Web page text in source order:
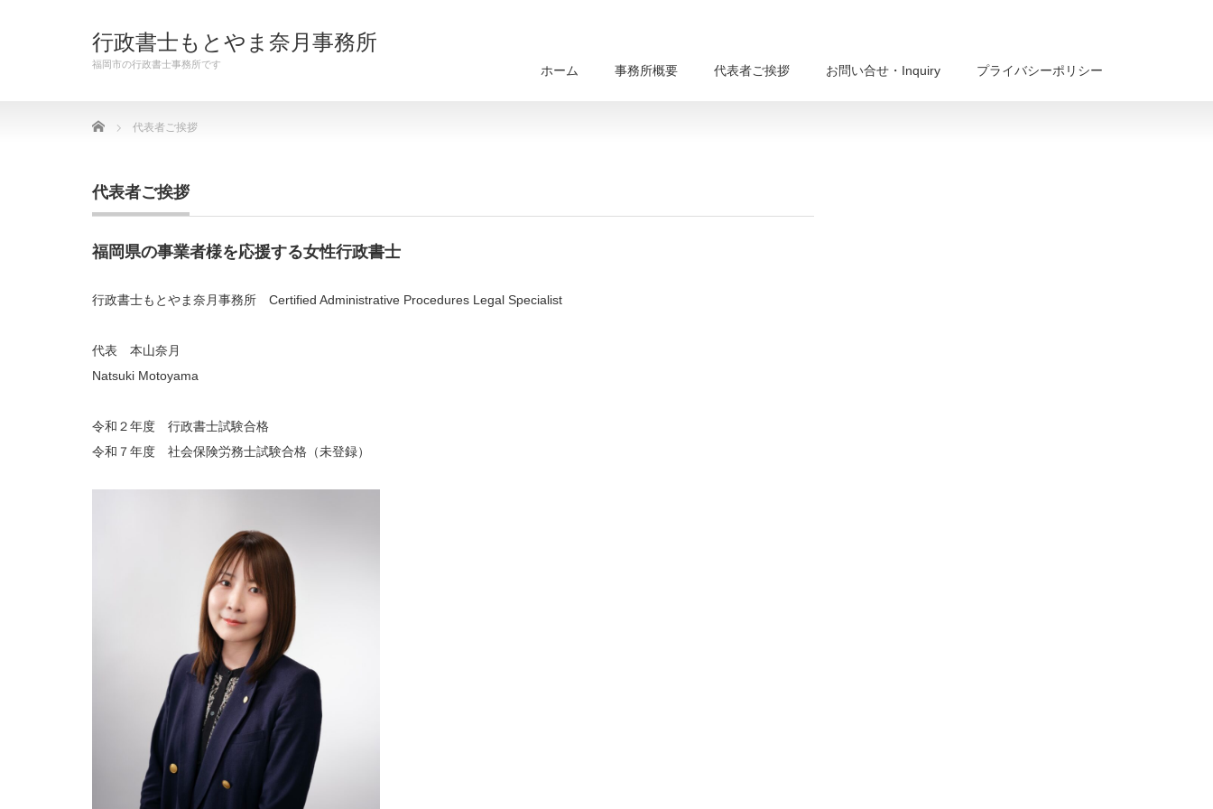
行政書士もとやま奈月事務所
福岡市の行政書士事務所です ホーム 事務所概要 代表者ご挨拶 お問い合せ・Inquiry プライバシーポリシー
Home 代表者ご挨拶
代表者ご挨拶
福岡県の事業者様を応援する女性行政書士
行政書士もとやま奈月事務所 Certified Administrative Procedures Legal Specialist
代表 本山奈月
Natsuki Motoyama
令和２年度 行政書士試験合格
令和７年度 社会保険労務士試験合格（未登録）